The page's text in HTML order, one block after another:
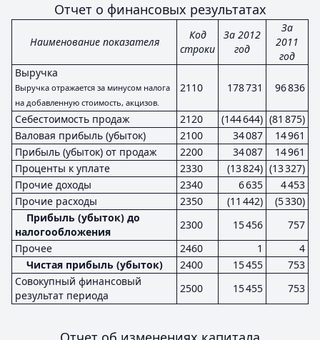
Отчет о финансовых результатах
Наименование показателя
Код
строки
За 2012
год
За
2011
год
Выручка
Выручка отражается за минусом налога
на добавленную стоимость, акцизов.
2110 178 731 96 836
Себестоимость продаж 2120 (144 644) (81 875)
Валовая прибыль (убыток)
2100 34 087
14 961
Прибыль (убыток) от продаж
2200 34 087
14 961
Проценты к уплате
2330 (13 824) (13 327)
Прочие доходы
2340 6 635
4 453
Прочие расходы
2350 (11 442)
(5 330)
Прибыль (убыток) до
налогообложения
2300 15 456
757
Прочее
2460 1
4
Чистая прибыль (убыток)
2400 15 455
753
Совокупный финансовый
результат периода
2500 15 455 753